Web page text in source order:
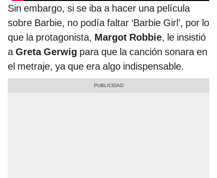
Sin embargo, si se iba a hacer una película
sobre Barbie, no podía faltar ‘Barbie Girl’, por lo
que la protagonista, Margot Robbie, le insistió
aGreta Gerwig para que la canción sonara en
el metraje, ya que era algo indispensable.